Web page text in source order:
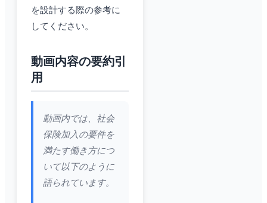
を設計する際の参考に
してください。
動画内容の要約引
用
動画内では、社会
保険加入の要件を
満たす働き方につ
いて以下のように
語られています。